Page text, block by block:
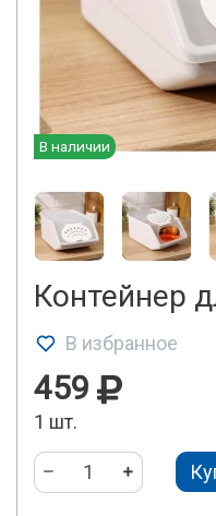
В наличии
Контейнер
В избранное
459
1 шт.